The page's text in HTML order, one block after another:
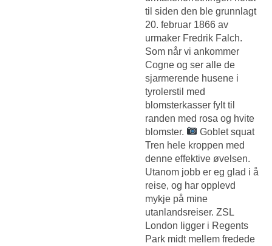
til siden den ble grunnlagt
20. februar 1866 av
urmaker Fredrik Falch.
Som når vi ankommer
Cogne og ser alle de
sjarmerende husene i
tyrolerstil med
blomsterkasser fylt til
randen med rosa og hvite
blomster.
Goblet squat
Tren hele kroppen med
denne effektive øvelsen.
Utanom jobb er eg glad i å
reise, og har opplevd
mykje på mine
utanlandsreiser. ZSL
London ligger i Regents
Park midt mellem fredede